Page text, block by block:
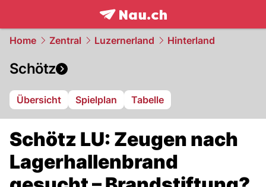
frontpage.NAU.ch
Home Zentral Luzernerland Hinterland
Schötz
Übersicht Spielplan Tabelle
Schötz LU: Zeugen nach
Lagerhallenbrand